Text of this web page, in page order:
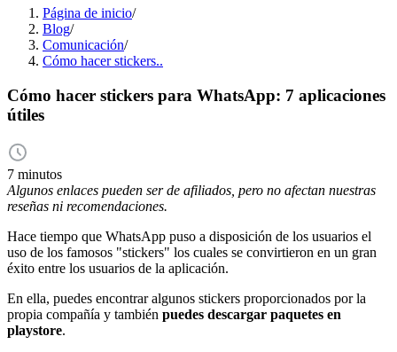
Página de inicio/
Blog/
Comunicación/
Cómo hacer stickers..
Cómo hacer stickers para WhatsApp: 7 aplicaciones
útiles
7 minutos
Algunos enlaces pueden ser de afiliados, pero no afectan nuestras
reseñas ni recomendaciones.
Hace tiempo que WhatsApp puso a disposición de los usuarios el
uso de los famosos "stickers" los cuales se convirtieron en un gran
éxito entre los usuarios de la aplicación.
En ella, puedes encontrar algunos stickers proporcionados por la
propia compañía y también puedes descargar paquetes en
playstore.